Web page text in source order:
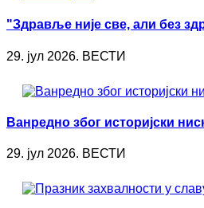
"Здравље није све, али без
29. јул 2026. ВЕСТИ
Ванредно због историјски
29. јул 2026. ВЕСТИ